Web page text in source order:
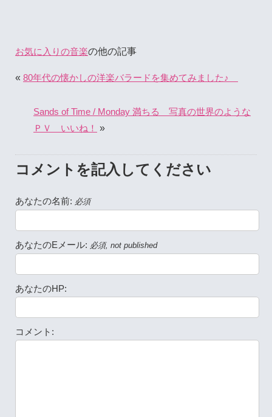
お気に入りの音楽の他の記事
« 80年代の懐かしの洋楽バラードを集めてみました♪
Sands of Time / Monday 満ちる 写真の世界のような
ＰＶ いいね！ »
コメントを記入してください
あなたの名前: 必須
あなたのEメール: 必須, not published
あなたのHP:
コメント: